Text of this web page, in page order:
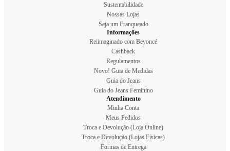
Sustentabilidade
Nossas Lojas
Seja um Franqueado
Informações
Reiimaginado com Beyoncé
Cashback
Regulamentos
Novo! Guia de Medidas
Guia do Jeans
Guia do Jeans Feminino
Atendimento
Minha Conta
Meus Pedidos
Troca e Devolução (Loja Online)
Troca e Devolução (Lojas Físicas)
Formas de Entrega